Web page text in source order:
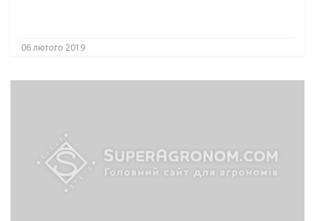
06 лютого 2019